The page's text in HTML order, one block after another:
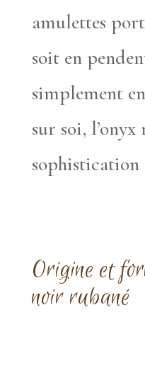
amulettes
soit en
simplement
sur soi,
sophistication
Origine et
noir rubané